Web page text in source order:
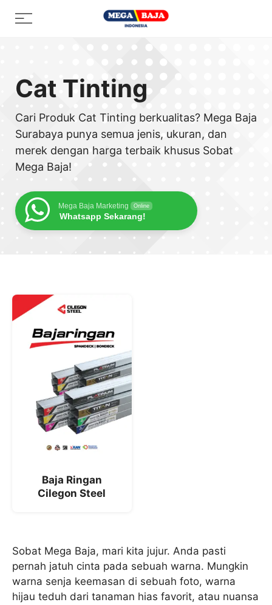
Menu
Cat Tinting
Cari Produk Cat Tinting berkualitas? Mega Baja
Surabaya punya semua jenis, ukuran, dan
merek dengan harga terbaik khusus Sobat
Mega Baja!
Mega Baja Marketing Online
Whatsapp Sekarang!
Baja Ringan
Cilegon Steel
Sobat Mega Baja, mari kita jujur. Anda pasti
pernah jatuh cinta pada sebuah warna. Mungkin
warna senja keemasan di sebuah foto, warna
hijau teduh dari tanaman hias favorit, atau nuansa